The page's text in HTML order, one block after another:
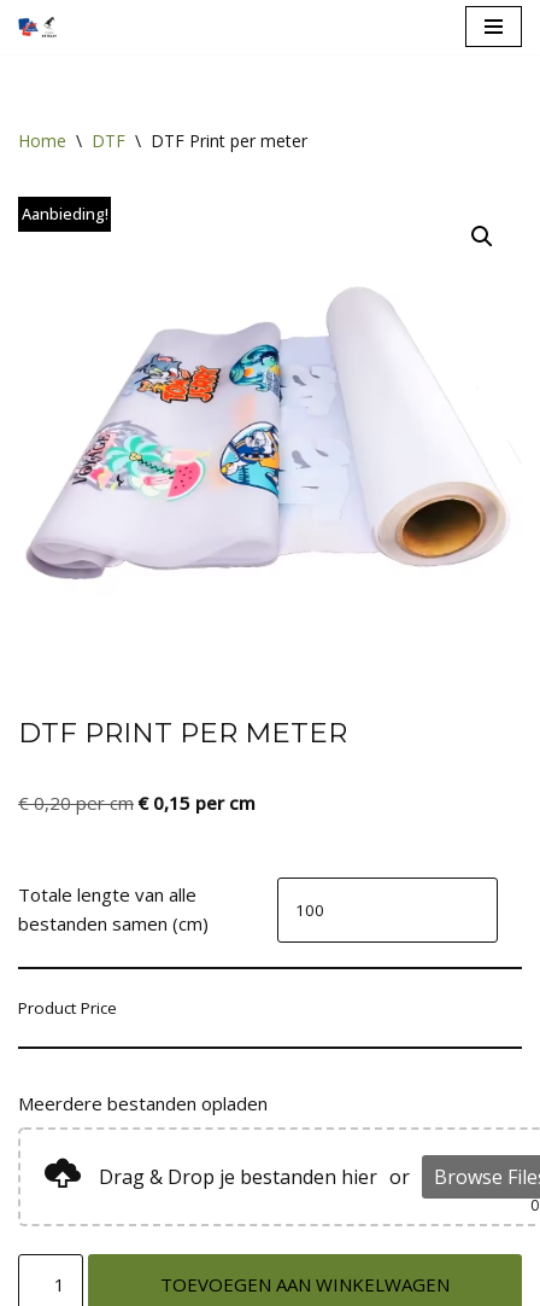
inhoud
Home \ DTF \ DTF Print per meter
Aanbieding!
DTF PRINT PER METER
€0,20per cm €0,15 per cm
Totale lengte van alle
bestanden samen (cm)
Product Price
Meerdere bestanden opladen
Drag & Drop je bestanden hier or Browse
0
TOEVOEGEN AAN WINKELWAGEN